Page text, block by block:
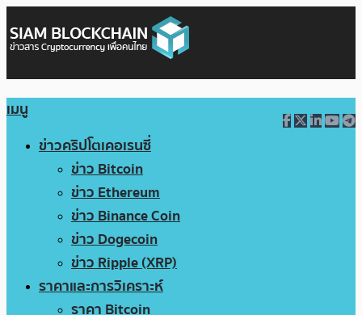
เมนู
ข่าวคริปโตเคอเรนซี่
ข่าว Bitcoin
ข่าว Ethereum
ข่าว Binance Coin
ข่าว Dogecoin
ข่าว Ripple (XRP)
ราคาและการวิเคราะห์
ราคา Bitcoin